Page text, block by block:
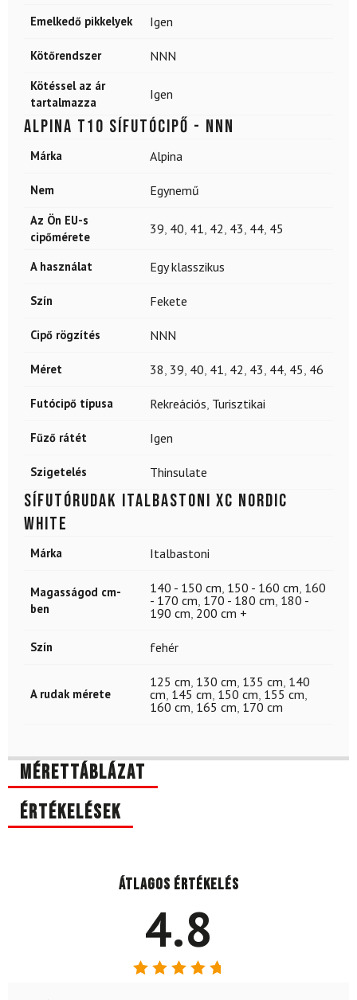
Emelkedő pikkelyek Igen
Kötőrendszer NNN
Kötéssel az ár
tartalmazza
Igen
ALPINA T10 sífutócipő - NNN
Márka Alpina
Nem Egynemű
Az Ön EU-s
cipőmérete
39 40 41 42 43 44 45
A használat Egy klasszikus
Szín Fekete
Cipő rögzítés NNN
Méret 38 39 40 41 42 43 44 45 46
Futócipő típusa Rekreációs Turisztikai
Fűző rátét Igen
Szigetelés Thinsulate
Sífutórudak ITALBASTONI XC Nordic
White
Márka Italbastoni
Magasságod cm-
ben
140 - 150 cm 150 - 160 cm 160
- 170 cm 170 - 180 cm 180 -
190 cm 200 cm +
Szín fehér
A rudak mérete
125 cm 130 cm 135 cm 140
cm 145 cm 150 cm 155 cm
160 cm 165 cm 170 cm
Mérettáblázat
Értékelések
Átlagos értékelés
4.8